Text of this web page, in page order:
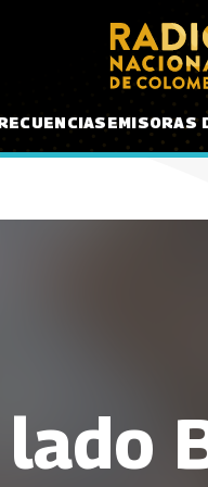
EMISORAS